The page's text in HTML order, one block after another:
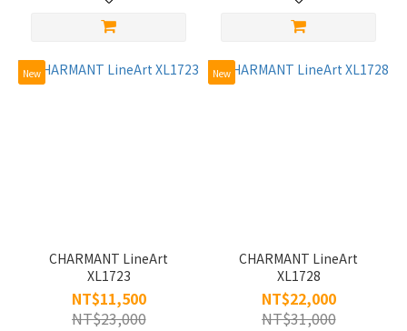
New
CHARMANT LineArt
XL1723
NT$11,500
NT$23,000
New
CHARMANT LineArt
XL1728
NT$22,000
NT$31,000